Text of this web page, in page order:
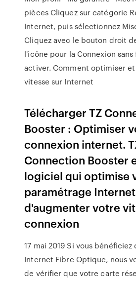
pièces Cliquez sur catégorie
Internet, puis sélectionnez
Cliquez avec le bouton droit
l'icône pour la Connexion
activer. Comment optimiser
vitesse sur Internet
Télécharger TZ
Booster : Optimiser
connexion internet.
Connection Booster
logiciel qui optimise
paramétrage
d'augmenter votre
connexion
17 mai 2019 Si vous
Internet Fibre Optique, nous
de vérifier que votre carte